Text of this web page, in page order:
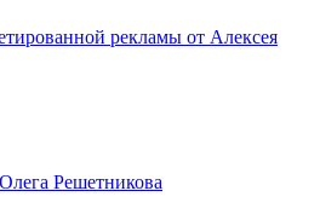
рекламы от Алексея
Решетникова